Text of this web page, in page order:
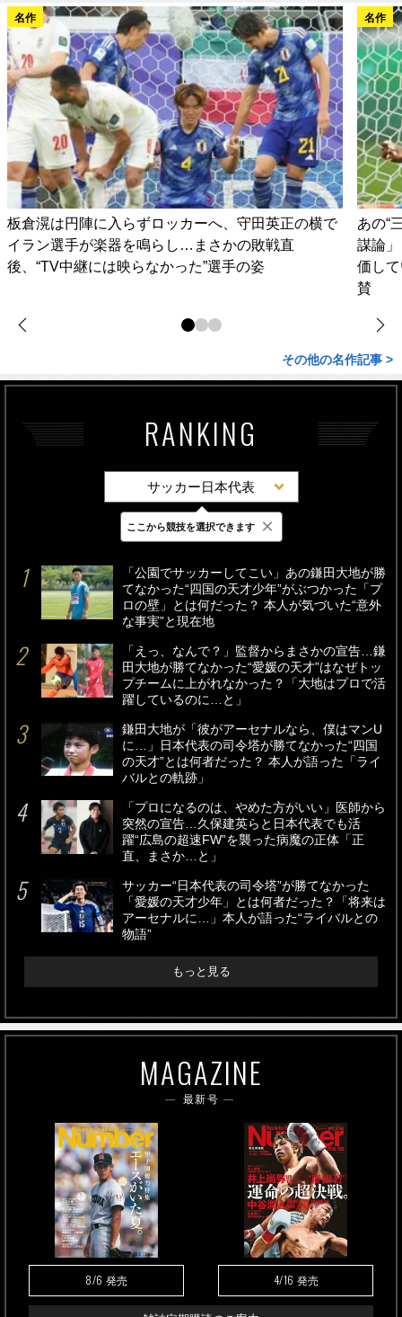
名作
板倉滉は円陣に入らずロッカーへ、守田英正の横で
イラン選手が楽器を鳴らし…まさかの敗戦直
後、“TV中継には映らなかった”選手の姿
名作
あの“
謀論
価し
賛
その他の名作記事 >
RANKING
サッカー日本代表
最新 24時間 週間
「公園でサッカーしてこい」あの鎌田大地が勝
てなかった“四国の天才少年”がぶつかった「プ
ロの壁」とは何だった？ 本人が気づいた“意外
な事実”と現在地
「えっ、なんで？」監督からまさかの宣告…鎌
田大地が勝てなかった“愛媛の天才”はなぜトッ
プチームに上がれなかった？「大地はプロで活
躍しているのに…と」
鎌田大地が「彼がアーセナルなら、僕はマンU
に…」日本代表の司令塔が勝てなかった“四国
の天才”とは何者だった？ 本人が語った「ライ
バルとの軌跡」
「プロになるのは、やめた方がいい」医師から
突然の宣告…久保建英らと日本代表でも活
躍“広島の超速FW”を襲った病魔の正体「正
直、まさか…と」
サッカー“日本代表の司令塔”が勝てなかった
「愛媛の天才少年」とは何者だった？「将来は
アーセナルに…」本人が語った“ライバルとの
物語”
もっと見る
MAGAZINE
最新号
8/6 発売 4/16 発売
ここから競技を選択できます ×